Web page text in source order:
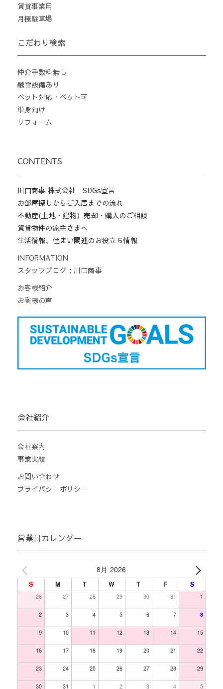
賃貸事業用
月極駐車場
こだわり検索
仲介手数料無し
融雪設備あり
ペット対応・ペット可
単身向け
リフォーム
CONTENTS
川口商事 株式会社 SDGs宣言
お部屋探しからご入居までの流れ
不動産(土地・建物）売却・購入のご相談
賃貸物件の家主さまへ
生活情報、住まい関連のお役立ち情報
INFORMATION
スタッフブログ：川口商事
お客様紹介
お客様の声
会社紹介
会社案内
事業実績
お問い合わせ
プライバシーポリシー
営業日カレンダー
8月 2026
S M T W T F S
26 27 28 29 30 31 1
2 3 4 5 6 7 8
9 10 11 12 13 14 15
16 17 18 19 20 21 22
23 24 25 26 27 28 29
30 31 1 2 3 4 5